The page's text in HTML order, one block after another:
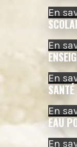
En
En
En
SANTÉ
En
EAU
En